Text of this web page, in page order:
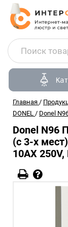
Главная /
DONEL / Donel
Donel N96
(с 3-х
10AX